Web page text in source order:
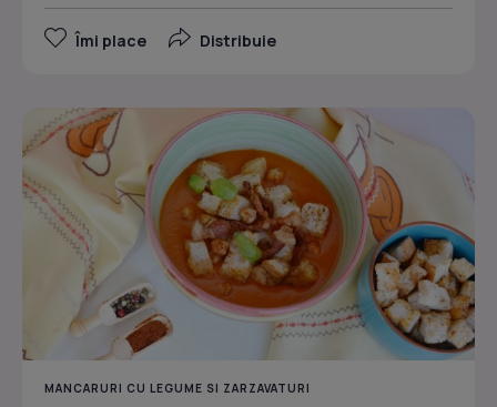
Îmi place Distribuie
MANCARURI CU LEGUME SI ZARZAVATURI